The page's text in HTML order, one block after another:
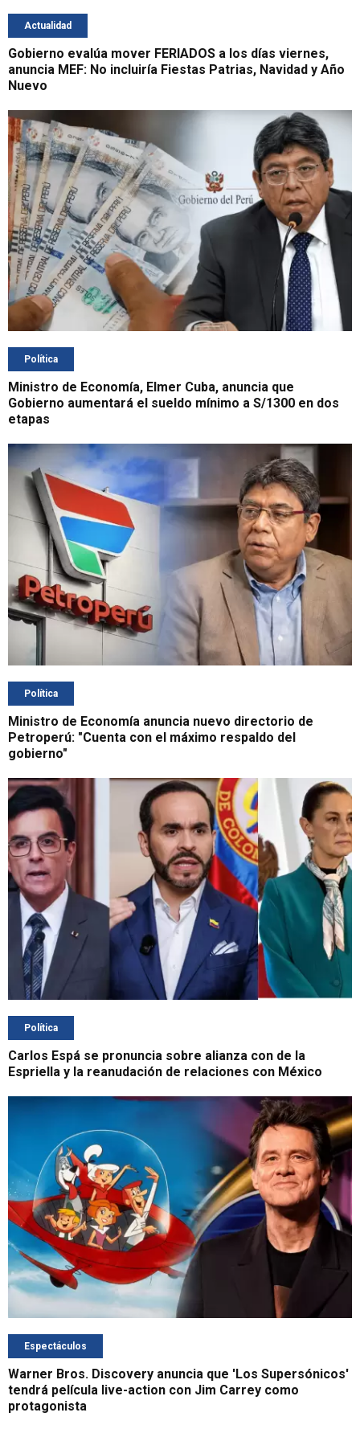
Actualidad
Gobierno evalúa mover FERIADOS a los días viernes,
anuncia MEF: No incluiría Fiestas Patrias, Navidad y Año
Nuevo
Política
Ministro de Economía, Elmer Cuba, anuncia que
Gobierno aumentará el sueldo mínimo a S/1300 en dos
etapas
Política
Ministro de Economía anuncia nuevo directorio de
Petroperú: "Cuenta con el máximo respaldo del
gobierno"
Política
Carlos Espá se pronuncia sobre alianza con de la
Espriella y la reanudación de relaciones con México
Espectáculos
Warner Bros. Discovery anuncia que 'Los Supersónicos'
tendrá película live-action con Jim Carrey como
protagonista